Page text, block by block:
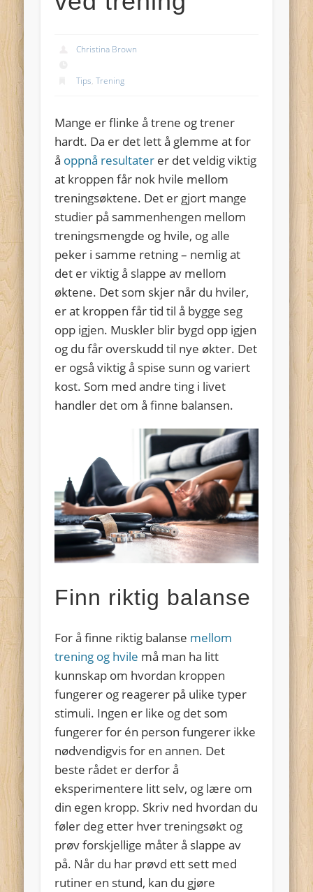
Christina Brown
Tips,Trening
Mange er flinke å trene og trener
hardt. Da er det lett å glemme at for
å oppnå resultater er det veldig viktig
at kroppen får nok hvile mellom
treningsøktene. Det er gjort mange
studier på sammenhengen mellom
treningsmengde og hvile, og alle
peker i samme retning – nemlig at
det er viktig å slappe av mellom
øktene. Det som skjer når du hviler,
er at kroppen får tid til å bygge seg
opp igjen. Muskler blir bygd opp igjen
og du får overskudd til nye økter. Det
er også viktig å spise sunn og variert
kost. Som med andre ting i livet
handler det om å finne balansen.
Finn riktig balanse
For å finne riktig balanse mellom
trening og hvile må man ha litt
kunnskap om hvordan kroppen
fungerer og reagerer på ulike typer
stimuli. Ingen er like og det som
fungerer for én person fungerer ikke
nødvendigvis for en annen. Det
beste rådet er derfor å
eksperimentere litt selv, og lære om
din egen kropp. Skriv ned hvordan du
føler deg etter hver treningsøkt og
prøv forskjellige måter å slappe av
på. Når du har prøvd ett sett med
rutiner en stund, kan du gjøre